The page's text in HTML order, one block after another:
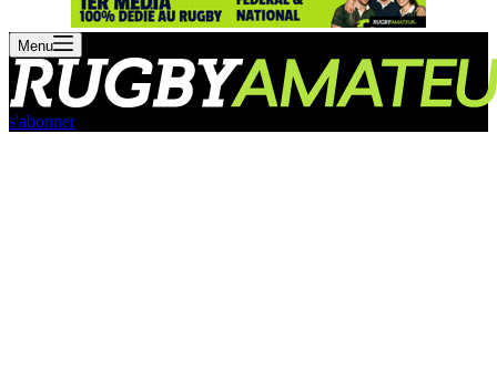
Menu
s'abonner